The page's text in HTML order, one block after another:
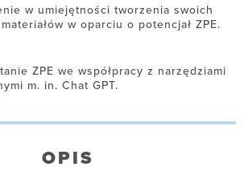
w umiejętności tworzenia swoich
w oparciu o potencjał ZPE.
ZPE we współpracy z narzędziami
m. in. Chat GPT.
OPIS